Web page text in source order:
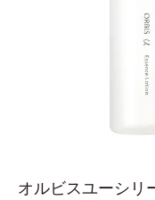
オルビスユーシリ